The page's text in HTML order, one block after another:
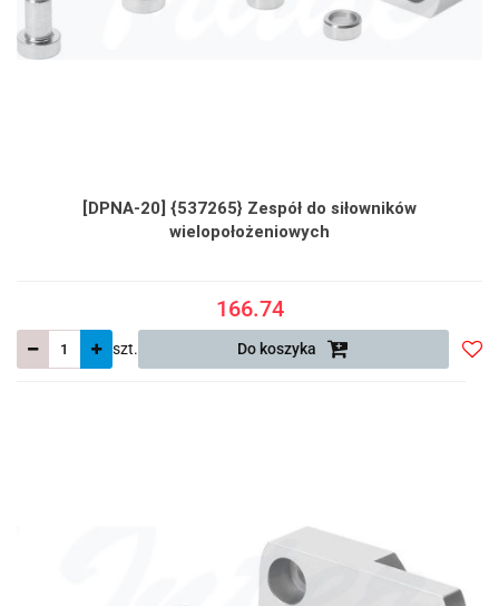
[DPNA-20] {537265} Zespół do siłowników
wielopołożeniowych
166.74
szt. Do koszyka